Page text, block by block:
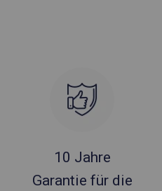
10 Jahre
Garantie für die